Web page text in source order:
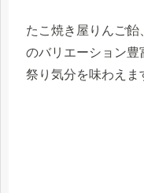
たこ焼き屋りんご
のバリエーション豊
祭り気分を味わえま